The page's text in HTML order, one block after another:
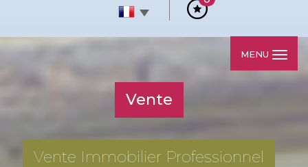
MENU
Vente
Vente Immobilier Professionnel